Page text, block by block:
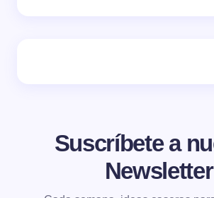
Suscríbete a
Newsletter